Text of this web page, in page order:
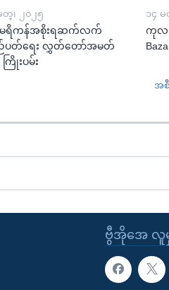
တ္၊ ၂၀၂၅
ရိကန်အစိုးရဆက်လက်
တ်ရေး လွှတ်တော်အမတ်
ြိုးပမ်း
၁၄
ကုလအ
အ
ဗွီအိုအေ လူ